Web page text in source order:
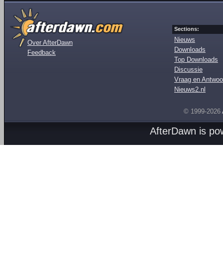
Over AfterDawn
Feedback
Sections:
Nieuws
Downloads
Top Downloads
Discussie
Vraag en
Nieuws2.nl
© 1999-2026
AfterDawn is